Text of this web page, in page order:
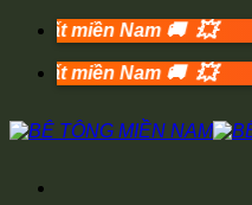
miền Nam 🚚💥
miền Nam 🚚💥